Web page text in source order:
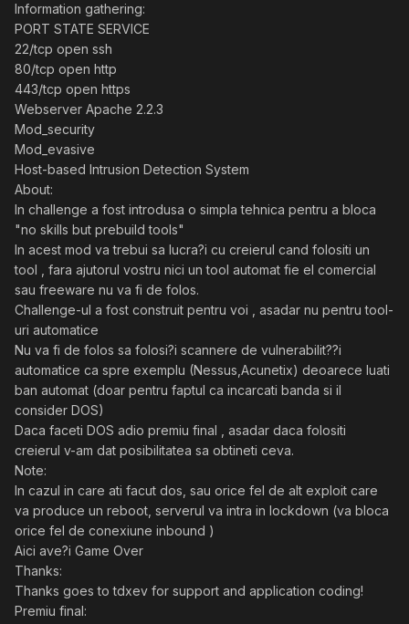
Information gathering:
PORT STATE SERVICE
22/tcp open ssh
80/tcp open http
443/tcp open https
Webserver Apache 2.2.3
Mod_security
Mod_evasive
Host-based Intrusion Detection System
About:
In challenge a fost introdusa o simpla tehnica pentru a bloca
"no skills but prebuild tools"
In acest mod va trebui sa lucra?i cu creierul cand folositi un
tool , fara ajutorul vostru nici un tool automat fie el comercial
sau freeware nu va fi de folos.
Challenge-ul a fost construit pentru voi , asadar nu pentru tool-
uri automatice
Nu va fi de folos sa folosi?i scannere de vulnerabilit??i
automatice ca spre exemplu (Nessus,Acunetix) deoarece luati
ban automat (doar pentru faptul ca incarcati banda si il
consider DOS)
Daca faceti DOS adio premiu final , asadar daca folositi
creierul v-am dat posibilitatea sa obtineti ceva.
Note:
In cazul in care ati facut dos, sau orice fel de alt exploit care
va produce un reboot, serverul va intra in lockdown (va bloca
orice fel de conexiune inbound )
Aici ave?i Game Over
Thanks:
Thanks goes to tdxev for support and application coding!
Premiu final: